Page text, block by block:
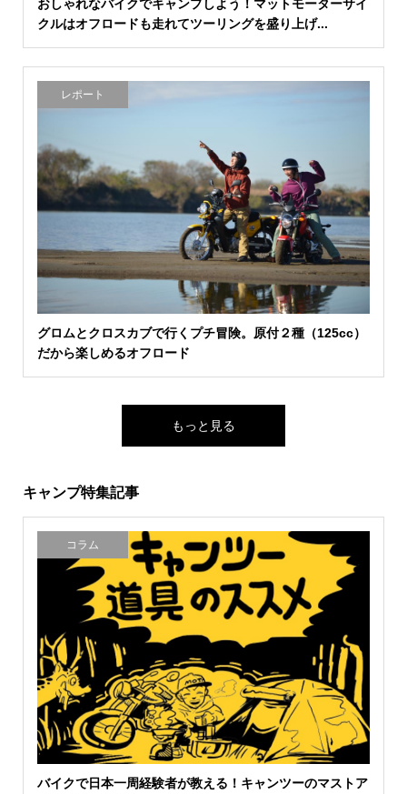
おしゃれなバイクでキャンプしよう！マットモーターサイ
クルはオフロードも走れてツーリングを盛り上げ...
レポート
グロムとクロスカブで行くプチ冒険。原付２種（125cc）
だから楽しめるオフロード
もっと見る
キャンプ特集記事
コラム
バイクで日本一周経験者が教える！キャンツーのマストア